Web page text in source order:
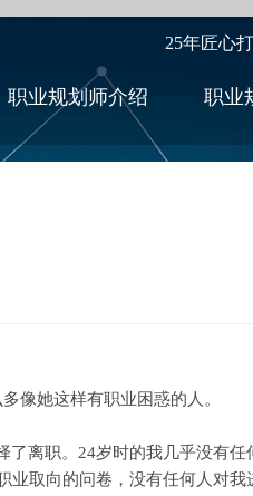
职业规划师介绍 职业
25年匠心
她这样有职业困惑的人。
职。24岁时的我几乎没有任
取向的问卷，没有任何人对